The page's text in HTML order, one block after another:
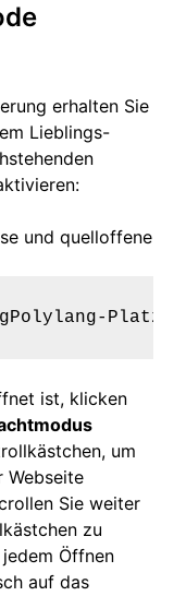
erhalten Sie
Lieblings-
und quelloffene
ist, klicken
um
Webseite
Sie weiter
zu
Öffnen
auf das